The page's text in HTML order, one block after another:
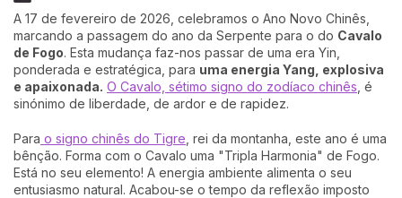
A 17 de fevereiro de 2026, celebramos o Ano Novo Chinês,
marcando a passagem do ano da Serpente para o do Cavalo
de Fogo. Esta mudança faz-nos passar de uma era Yin,
ponderada e estratégica, para uma energia Yang, explosiva
e apaixonada. O Cavalo, sétimo signo do zodíaco chinês , é
sinónimo de liberdade, de ardor e de rapidez.
Para o signo chinês do Tigre , rei da montanha, este ano é uma
bênção. Forma com o Cavalo uma "Tripla Harmonia" de Fogo.
Está no seu elemento! A energia ambiente alimenta o seu
entusiasmo natural. Acabou-se o tempo da reflexão imposto